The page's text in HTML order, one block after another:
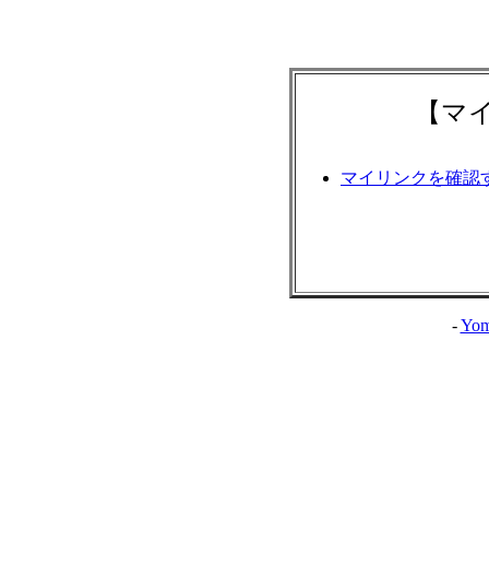
【マ
マイリンクを確認
-